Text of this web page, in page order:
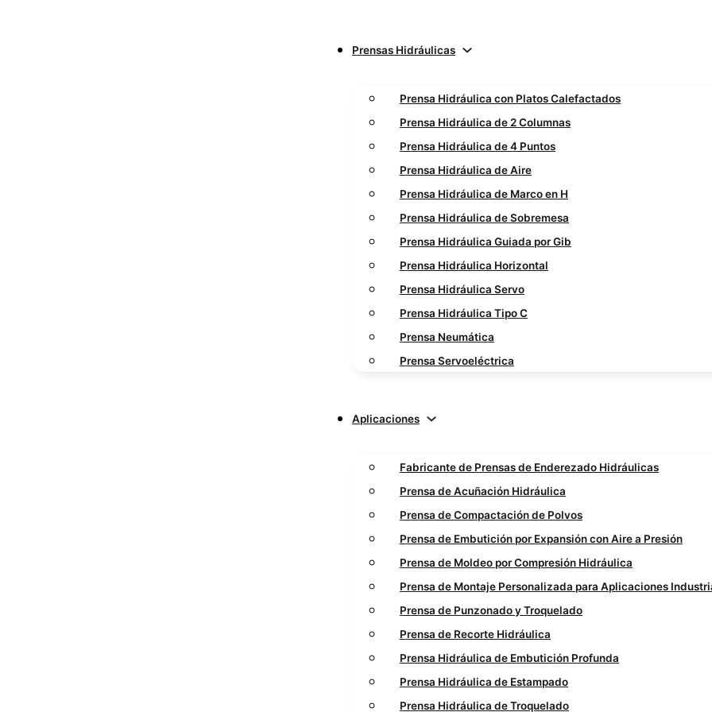
Prensas Hidráulicas
Prensa Hidráulica con Platos Calefactados
Prensa Hidráulica de 2 Columnas
Prensa Hidráulica de 4 Puntos
Prensa Hidráulica de Aire
Prensa Hidráulica de Marco en H
Prensa Hidráulica de Sobremesa
Prensa Hidráulica Guiada por Gib
Prensa Hidráulica Horizontal
Prensa Hidráulica Servo
Prensa Hidráulica Tipo C
Prensa Neumática
Prensa Servoeléctrica
Aplicaciones
Fabricante de Prensas de Enderezado Hidráulicas
Prensa de Acuñación Hidráulica
Prensa de Compactación de Polvos
Prensa de Embutición por Expansión con Aire a Presión
Prensa de Moldeo por Compresión Hidráulica
Prensa de Montaje Personalizada para Aplicaciones
Prensa de Punzonado y Troquelado
Prensa de Recorte Hidráulica
Prensa Hidráulica de Embutición Profunda
Prensa Hidráulica de Estampado
Prensa Hidráulica de Troquelado